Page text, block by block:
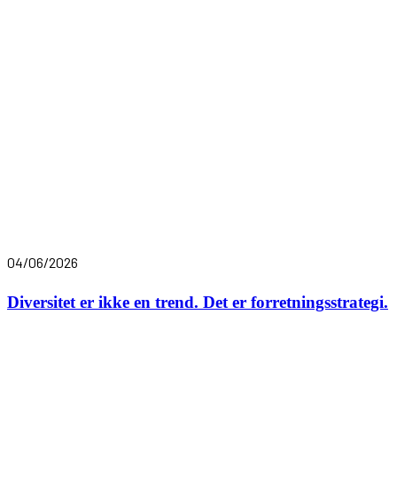
04/06/2026
Diversitet er ikke en trend. Det er forretningsstrategi.